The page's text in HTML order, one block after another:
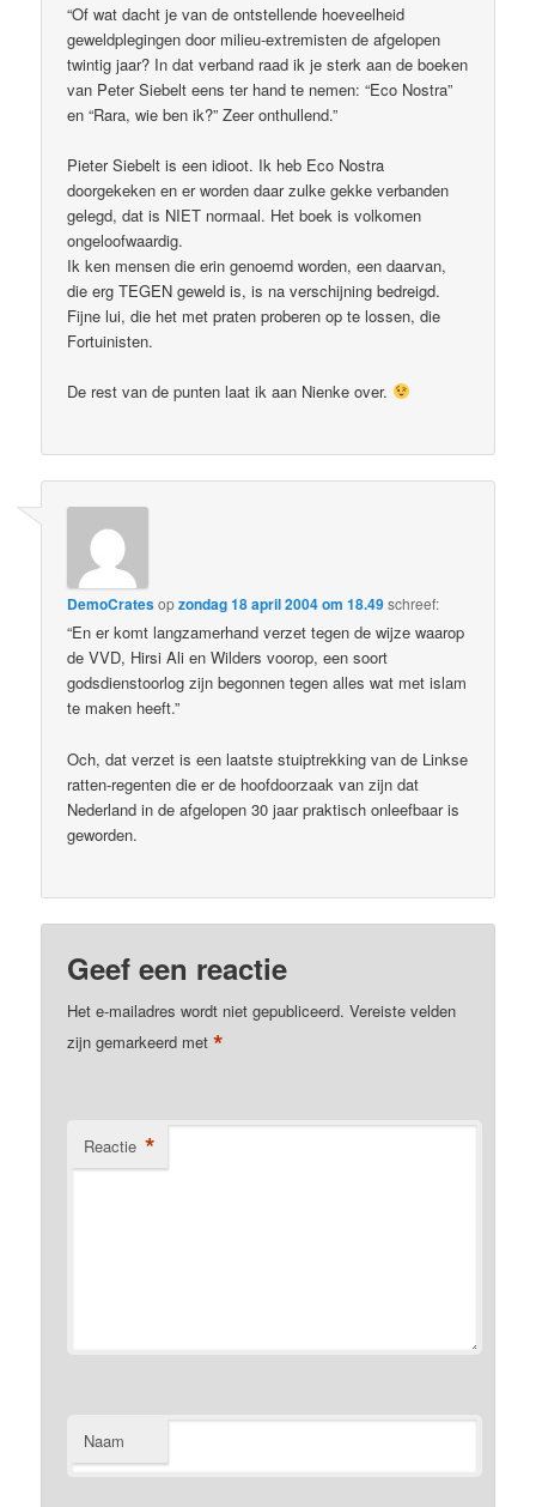
“Of wat dacht je van de ontstellende hoeveelheid
geweldplegingen door milieu-extremisten de afgelopen
twintig jaar? In dat verband raad ik je sterk aan de boeken
van Peter Siebelt eens ter hand te nemen: “Eco Nostra”
en “Rara, wie ben ik?” Zeer onthullend.”
Pieter Siebelt is een idioot. Ik heb Eco Nostra
doorgekeken en er worden daar zulke gekke verbanden
gelegd, dat is NIET normaal. Het boek is volkomen
ongeloofwaardig.
Ik ken mensen die erin genoemd worden, een daarvan,
die erg TEGEN geweld is, is na verschijning bedreigd.
Fijne lui, die het met praten proberen op te lossen, die
Fortuinisten.
De rest van de punten laat ik aan Nienke over.
DemoCratesopzondag 18 april 2004 om 18.49schreef:
“En er komt langzamerhand verzet tegen de wijze waarop
de VVD, Hirsi Ali en Wilders voorop, een soort
godsdienstoorlog zijn begonnen tegen alles wat met islam
te maken heeft.”
Och, dat verzet is een laatste stuiptrekking van de Linkse
ratten-regenten die er de hoofdoorzaak van zijn dat
Nederland in de afgelopen 30 jaar praktisch onleefbaar is
geworden.
Geef een reactie
Het e-mailadres wordt niet gepubliceerd. Vereiste velden
zijn gemarkeerd met*
Reactie *
Naam